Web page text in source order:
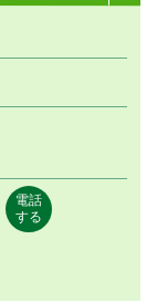
電話
する